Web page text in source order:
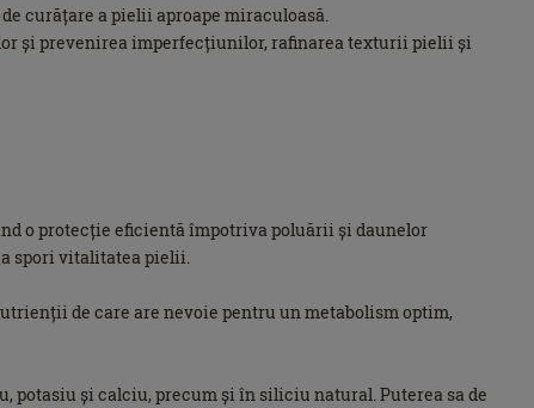
curățare a pielii aproape miraculoasă.
și prevenirea imperfecțiunilor, rafinarea texturii pielii și
o protecție eficientă împotriva poluării și daunelor
spori vitalitatea pielii.
de care are nevoie pentru un metabolism optim,
potasiu și calciu, precum și în siliciu natural. Puterea sa de